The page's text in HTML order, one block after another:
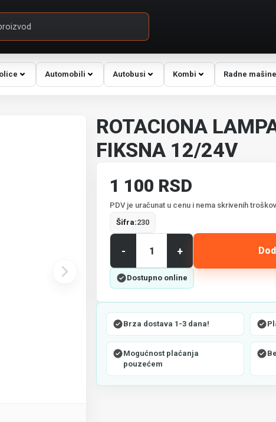
Automobili Autobusi Kombi Radne mašine
ROTACIONA
FIKSNA 12/24V
1 100 RSD
PDV je uračunat u cenu i nema skrivenih
Šifra:230
- +
Dostupno online
Brza dostava 1-3 dana!
Mogućnost plaćanja
pouzećem